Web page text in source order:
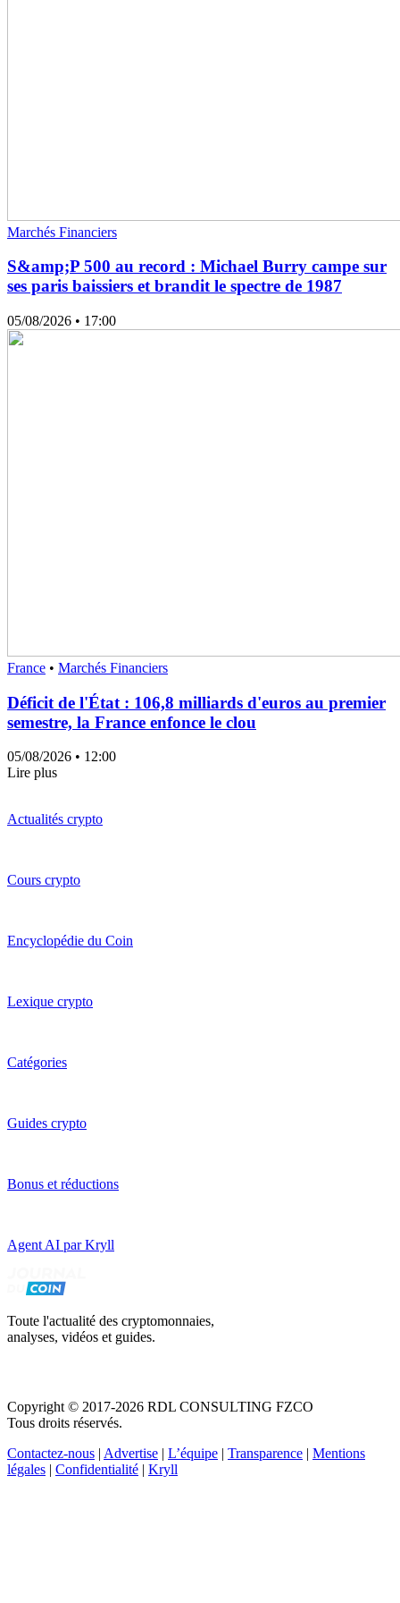
Marchés Financiers
S&amp;P 500 au record : Michael Burry campe sur
ses paris baissiers et brandit le spectre de 1987
05/08/2026 • 17:00
France • Marchés Financiers
Déficit de l'État : 106,8 milliards d'euros au premier
semestre, la France enfonce le clou
05/08/2026 • 12:00
Lire plus
Actualités crypto
Cours crypto
Encyclopédie du Coin
Lexique crypto
Catégories
Guides crypto
Bonus et réductions
Agent AI par Kryll
Toute l'actualité des cryptomonnaies,
analyses, vidéos et guides.
Copyright © 2017-2026 RDL CONSULTING FZCO
Tous droits réservés.
Contactez-nous Advertise L’équipe Transparence
Mentions
légales
Confidentialité Kryll